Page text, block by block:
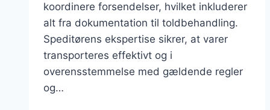
koordinere forsendelser, hvilket inkluderer
alt fra dokumentation til toldbehandling.
Speditørens ekspertise sikrer, at varer
transporteres effektivt og i
overensstemmelse med gældende regler
og…